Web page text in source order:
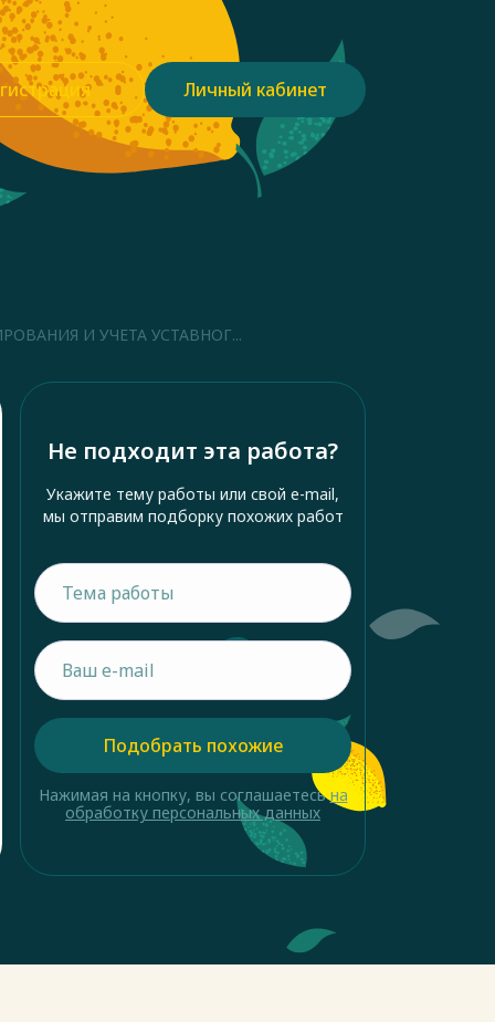
Личный кабинет
И УЧЕТА УСТАВНОГ...
Не подходит эта работа?
Укажите тему работы или свой e-mail,
мы отправим подборку похожих работ
Подобрать похожие
Нажимая на кнопку, вы соглашаетесьна
обработку персональных данных